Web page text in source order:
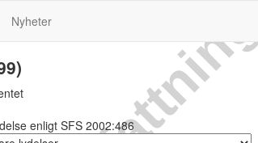
Nyheter
enligt SFS 2002:486